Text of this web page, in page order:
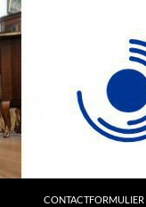
CONTACTFORMULIER